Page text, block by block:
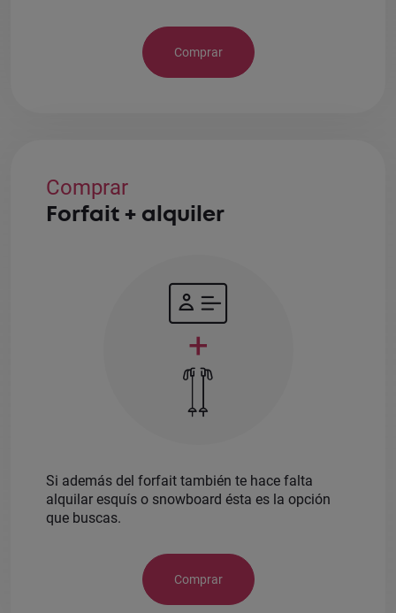
Comprar
Comprar
Forfait + alquiler
+
Si además del forfait también te hace falta
alquilar esquís o snowboard ésta es la opción
que buscas.
Comprar